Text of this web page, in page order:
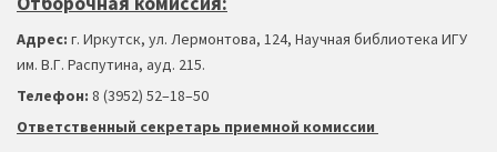
Адрес: г. Иркутск, ул. Лермонтова, 124, Научная библиотека ИГУ
им. В.Г. Распутина, ауд. 215.
Телефон: 8 (3952) 52–18–50
Ответственный секретарь приемной комиссии